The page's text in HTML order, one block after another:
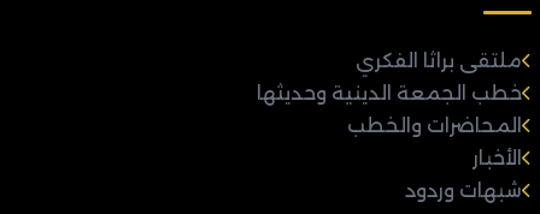
ملتقى براثا الفكري
خطب الجمعة الدينية وحديثها
المحاضرات والخطب
الأخبار
شبهات وردود